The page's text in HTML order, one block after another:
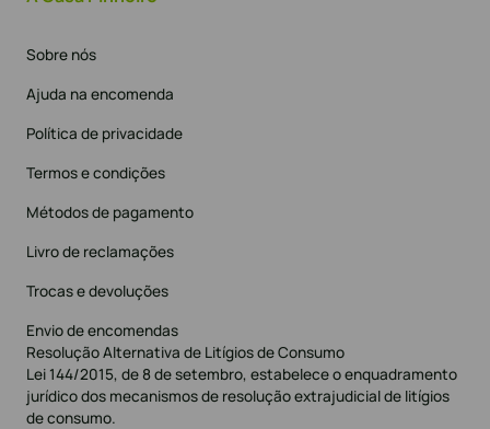
Sobre nós
Ajuda na encomenda
Política de privacidade
Termos e condições
Métodos de pagamento
Livro de reclamações
Trocas e devoluções
Envio de encomendas
Resolução Alternativa de Litígios de Consumo
Lei 144/2015, de 8 de setembro, estabelece o enquadramento
jurídico dos mecanismos de resolução extrajudicial de litígios
de consumo.